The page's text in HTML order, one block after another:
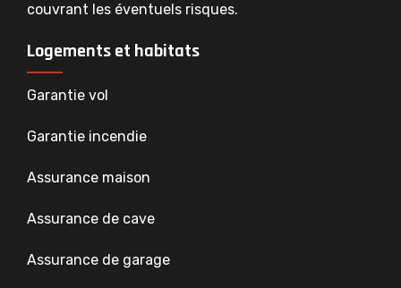
couvrant les éventuels risques.
Logements et habitats
Garantie vol
Garantie incendie
Assurance maison
Assurance de cave
Assurance de garage